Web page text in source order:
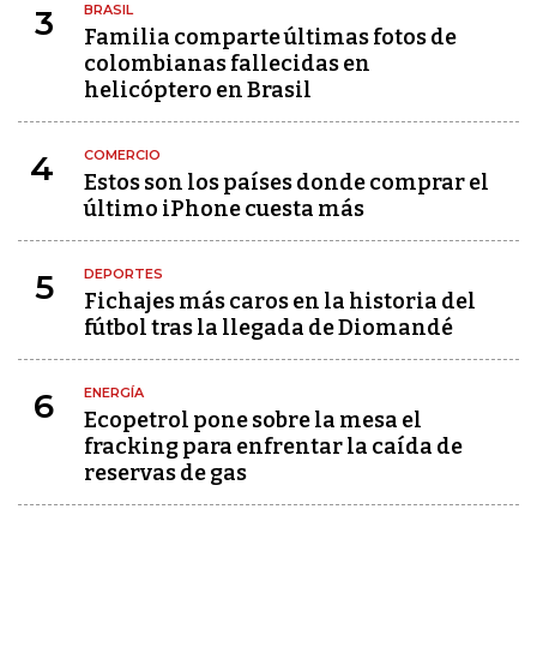
3 BRASIL
Familia comparte últimas fotos de
colombianas fallecidas en
helicóptero en Brasil
4 COMERCIO
Estos son los países donde comprar el
último iPhone cuesta más
5 DEPORTES
Fichajes más caros en la historia del
fútbol tras la llegada de Diomandé
6 ENERGÍA
Ecopetrol pone sobre la mesa el
fracking para enfrentar la caída de
reservas de gas